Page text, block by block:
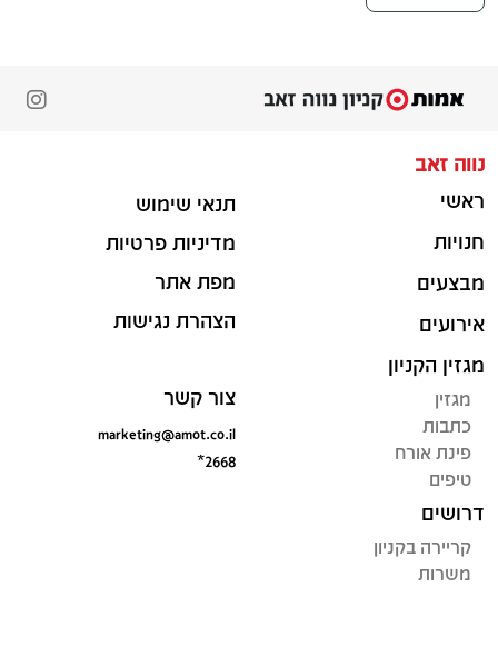
נווה זאב
ראשי
חנויות
מבצעים
אירועים
מגזין הקניון
מגזין
כתבות
פינת אורח
טיפים
דרושים
קריירה בקניון
משרות
תנאי שימוש
מדיניות פרטיות
מפת אתר
הצהרת נגישות
צור קשר
marketing@amot.co.il
*2668